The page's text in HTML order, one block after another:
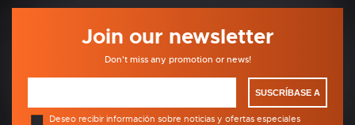
Join our newsletter
Don't miss any promotion or news!
SUSCRÍBASE A
Deseo recibir información sobre noticias y ofertas especiales